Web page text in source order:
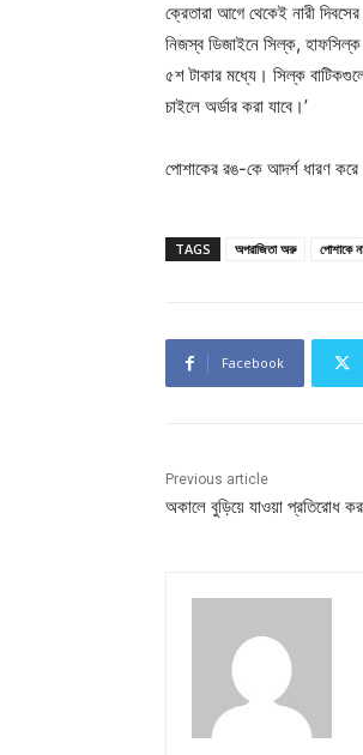
ক্রেতারা আগে থেকেই নারী
নিজস্ব ডিজাইনে সিল্ক,
৫শ টাকার মধ্যে। সিল্ক
চাইলে অর্ডার করা যাবে।’
পোশাকের রঙ-কে আদর্শ ধারণ করে
TAGS অপরাজিতা অরু পোশাকে
Facebook
Previous article
অকালে বুড়িয়ে যাওয়া প্রতিরোধ